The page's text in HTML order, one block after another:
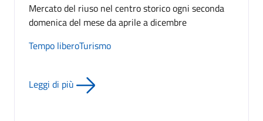
Mercato del riuso nel centro storico ogni seconda
domenica del mese da aprile a dicembre
Tempo liberoTurismo
Leggi di più